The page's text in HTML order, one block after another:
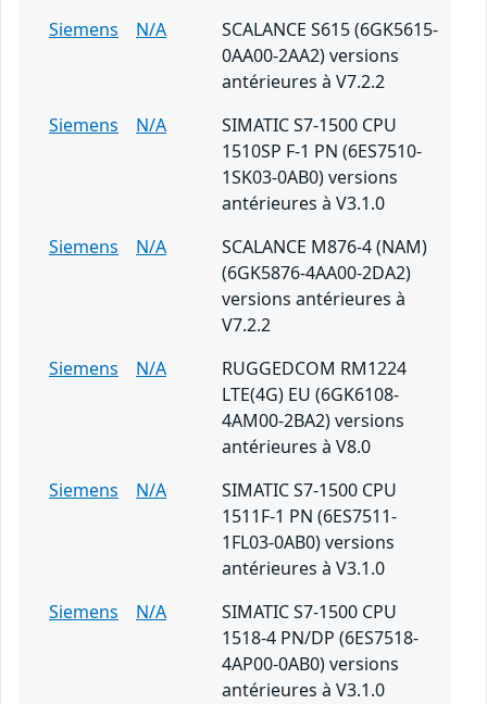
Siemens
N/A
SCALANCE S615 (6GK5615-
0AA00-2AA2) versions
antérieures à V7.2.2
Siemens
N/A
SIMATIC S7-1500 CPU
1510SP F-1 PN (6ES7510-
1SK03-0AB0) versions
antérieures à V3.1.0
Siemens
N/A
SCALANCE M876-4 (NAM)
(6GK5876-4AA00-2DA2)
versions antérieures à
V7.2.2
Siemens
N/A
RUGGEDCOM RM1224
LTE(4G) EU (6GK6108-
4AM00-2BA2) versions
antérieures à V8.0
Siemens
N/A
SIMATIC S7-1500 CPU
1511F-1 PN (6ES7511-
1FL03-0AB0) versions
antérieures à V3.1.0
Siemens
N/A
SIMATIC S7-1500 CPU
1518-4 PN/DP (6ES7518-
4AP00-0AB0) versions
antérieures à V3.1.0